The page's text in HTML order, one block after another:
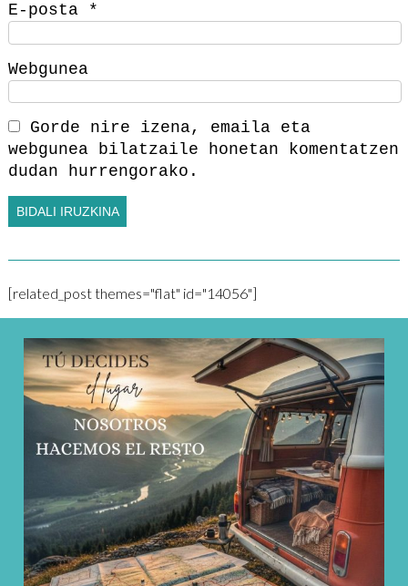
E-posta *
Webgunea
Gorde nire izena, emaila eta
webgunea bilatzaile honetan komentatzen
dudan hurrengorako.
[related_post themes="flat" id="14056"]